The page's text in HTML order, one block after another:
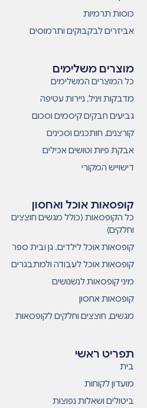
תפריט ראשי
בית
מועדון לקוחות
ביטולים ושאלות נפוצות
קופסאות אוכל ואחסון
כל הקופסאות (כולל מגשים חוצצים
וחלקים)
קופסאות אוכל לילדים. גן ובית ספר
קופסאות אוכל לעבודה ולמתבגרים
מיני קופסאות לנשנושים
קופסאות אחסון
מגשים, חוצצים וחלקים לקופסאות
מוצרים משלימים
כל המוצרים המשלימים
מדבקות ויניל, ניירות עטיפה
גביעים חבקים קיסמים וסכום
קורצנים, חותכנים וסכינים
אבקת פיות וטושים אכילים
דישוייש המקורי
כוסות תרמיות
אביזרים לבקבוקים ותרמוסים